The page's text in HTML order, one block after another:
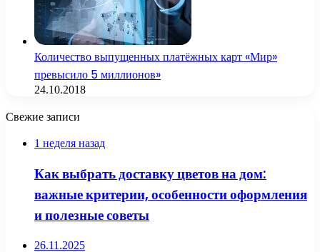
Количество выпущенных платёжных карт «Мир»
превысило 5 миллионов»
24.10.2018
Свежие записи
1 неделя назад
Как выбрать доставку цветов на дом:
важные критерии, особенности оформления
и полезные советы
26.11.2025